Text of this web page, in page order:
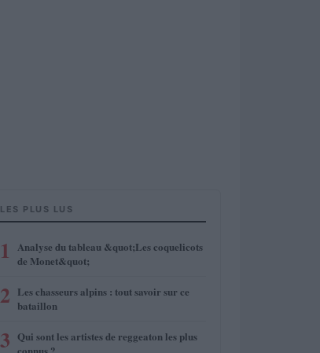
LES PLUS LUS
1 Analyse du tableau &quot;Les coquelicots
de Monet&quot;
2 Les chasseurs alpins : tout savoir sur ce
bataillon
3 Qui sont les artistes de reggeaton les plus